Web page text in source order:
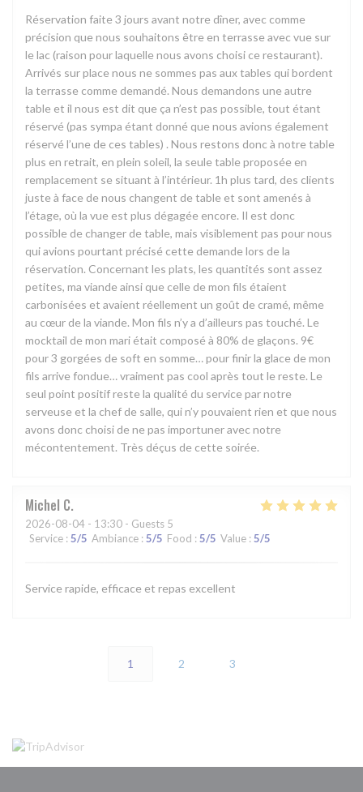
Réservation faite 3 jours avant notre dîner, avec comme
précision que nous souhaitons être en terrasse avec vue sur
le lac (raison pour laquelle nous avons choisi ce restaurant).
Arrivés sur place nous ne sommes pas aux tables qui bordent
la terrasse comme demandé. Nous demandons une autre
table et il nous est dit que ça n’est pas possible, tout étant
réservé (pas sympa étant donné que nous avions également
réservé l’une de ces tables) . Nous restons donc à notre table
plus en retrait, en plein soleil, la seule table proposée en
remplacement se situant à l’intérieur. 1h plus tard, des clients
juste à face de nous changent de table et sont amenés à
l’étage, où la vue est plus dégagée encore. Il est donc
possible de changer de table, mais visiblement pas pour nous
qui avions pourtant précisé cette demande lors de la
réservation. Concernant les plats, les quantités sont assez
petites, ma viande ainsi que celle de mon fils étaient
carbonisées et avaient réellement un goût de cramé, même
au cœur de la viande. Mon fils n’y a d’ailleurs pas touché. Le
mocktail de mon mari était composé à 80% de glaçons. 9€
pour 3 gorgées de soft en somme… pour finir la glace de mon
fils arrive fondue… vraiment pas cool après tout le reste. Le
seul point positif reste la qualité du service par notre
serveuse et la chef de salle, qui n’y pouvaient rien et que nous
avons donc choisi de ne pas importuner avec notre
mécontentement. Très déçus de cette soirée.
Michel C
2026-08-04 - 13:30 - Guests 5
Service : 5/5 Ambiance : 5/5 Food : 5/5 Value : 5/5
Service rapide, efficace et repas excellent
1 2 3